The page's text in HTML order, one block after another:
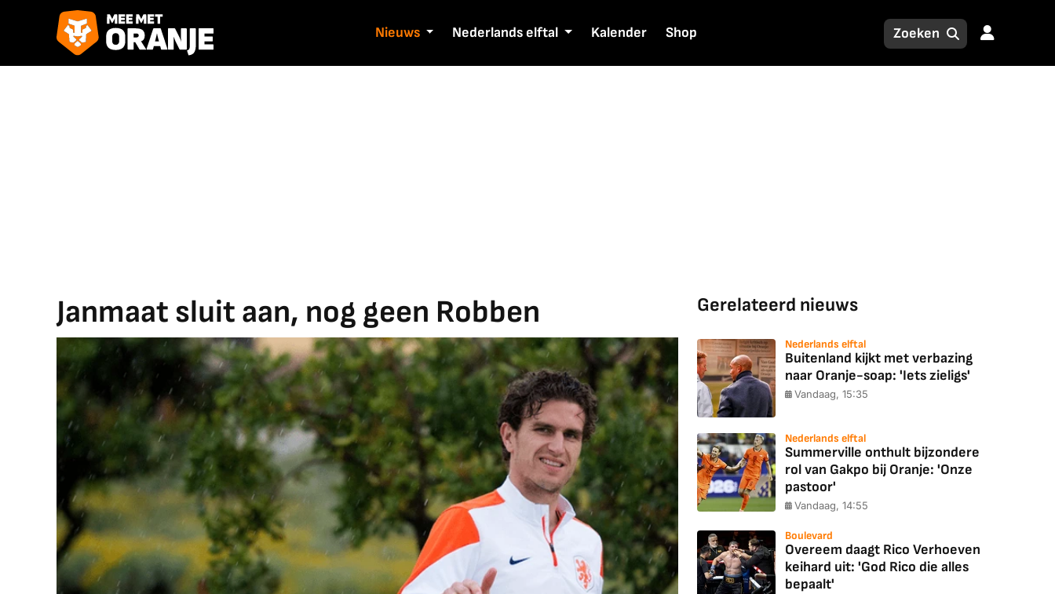
Nieuws Nederlands elftal Kalender Shop
Janmaat sluit aan, nog geen Robben Gerelateerd nieuws
Nederlands elftal
Buitenland kijkt met verbazing
naar Oranje-soap: 'Iets zieligs'
Vandaag, 15:35
Nederlands elftal
Summerville onthult bijzondere
rol van Gakpo bij Oranje: 'Onze
pastoor'
Vandaag, 14:55
Boulevard
Overeem daagt Rico Verhoeven
keihard uit: 'God Rico die alles
bepaalt'